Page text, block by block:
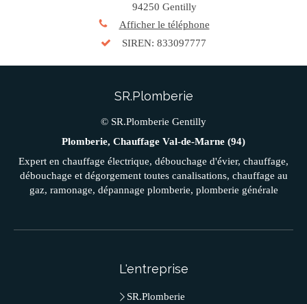
94250 Gentilly
Afficher le téléphone
SIREN: 833097777
SR.Plomberie
© SR.Plomberie Gentilly
Plomberie, Chauffage Val-de-Marne (94)
Expert en chauffage électrique, débouchage d'évier, chauffage,
débouchage et dégorgement toutes canalisations, chauffage au
gaz, ramonage, dépannage plomberie, plomberie générale
L'entreprise
SR.Plomberie